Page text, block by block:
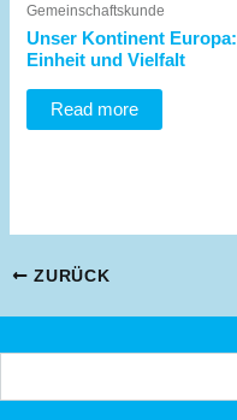
Gemeinschaftskunde
Unser Kontinent Europa:
Einheit und Vielfalt
Read more
Beitragsnavigation
ZURÜCK